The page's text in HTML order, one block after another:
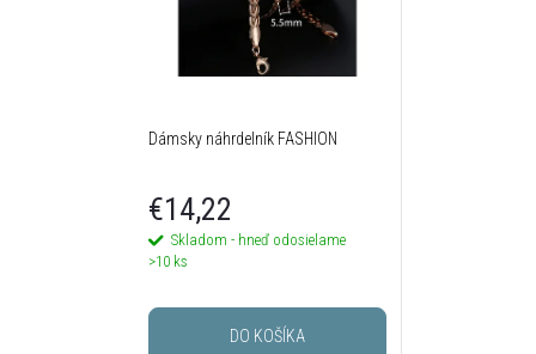
Dámsky náhrdelník FASHION
€14,22
Skladom - hneď odosielame
>10 ks
DO KOŠÍKA